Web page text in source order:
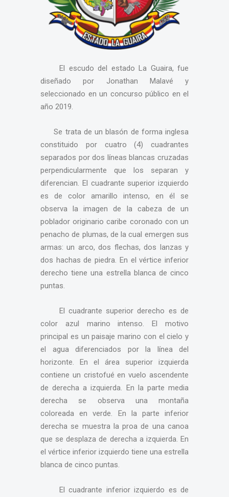
El escudo del estado La Guaira, fue
diseñado por Jonathan Malavé y
seleccionado en un concurso público en el
año 2019.
Se trata de un blasón de forma inglesa
constituido por cuatro (4) cuadrantes
separados por dos líneas blancas cruzadas
perpendicularmente que los separan y
diferencian. El cuadrante superior izquierdo
es de color amarillo intenso, en él se
observa la imagen de la cabeza de un
poblador originario caribe coronado con un
penacho de plumas, de la cual emergen sus
armas: un arco, dos flechas, dos lanzas y
dos hachas de piedra. En el vértice inferior
derecho tiene una estrella blanca de cinco
puntas.
El cuadrante superior derecho es de
color azul marino intenso. El motivo
principal es un paisaje marino con el cielo y
el agua diferenciados por la línea del
horizonte. En el área superior izquierda
contiene un cristofué en vuelo ascendente
de derecha a izquierda. En la parte media
derecha se observa una montaña
coloreada en verde. En la parte inferior
derecha se muestra la proa de una canoa
que se desplaza de derecha a izquierda. En
el vértice inferior izquierdo tiene una estrella
blanca de cinco puntas.
El cuadrante inferior izquierdo es de